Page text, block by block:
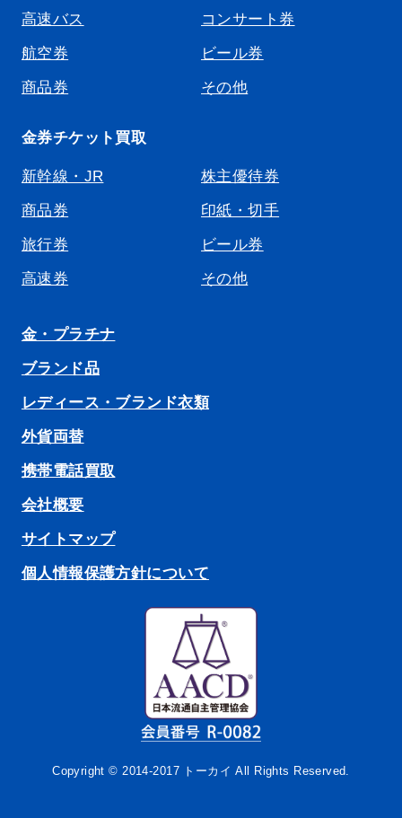
高速バス
コンサート券
航空券
ビール券
商品券
その他
金券チケット買取
新幹線・JR
株主優待券
商品券
印紙・切手
旅行券
ビール券
高速券
その他
金・プラチナ
ブランド品
レディース・ブランド衣類
外貨両替
携帯電話買取
会社概要
サイトマップ
個人情報保護方針について
Copyright © 2014-2017 トーカイ All Rights Reserved.